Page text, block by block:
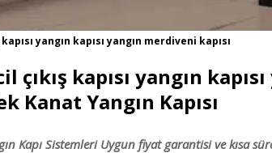
yangın kapısı yangın merdiveni kapısı
çıkış kapısı yangın
Kanat Yangın Kapısı
Kapı Sistemleri Uygun fiyat garantisi ve kısa